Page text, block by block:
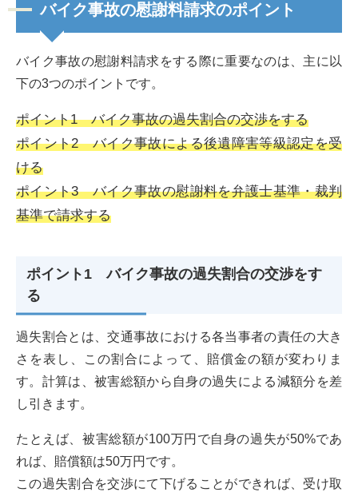
バイク事故の慰謝料請求のポイント
バイク事故の慰謝料請求をする際に重要なのは、主に以
下の3つのポイントです。
ポイント1 バイク事故の過失割合の交渉をする
ポイント2 バイク事故による後遺障害等級認定を受
ける
ポイント3 バイク事故の慰謝料を弁護士基準・裁判
基準で請求する
ポイント1 バイク事故の過失割合の交渉をす
る
過失割合とは、交通事故における各当事者の責任の大き
さを表し、この割合によって、賠償金の額が変わりま
す。計算は、被害総額から自身の過失による減額分を差
し引きます。
たとえば、被害総額が100万円で自身の過失が50%であ
れば、賠償額は50万円です。
この過失割合を交渉にて下げることができれば、受け取